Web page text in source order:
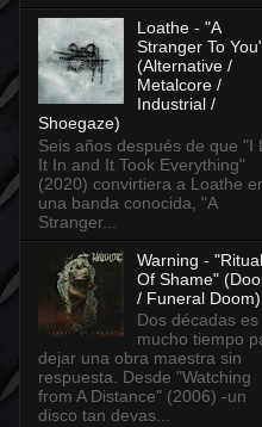
Loathe - "A
Stranger To
(Alternative /
Metalcore /
Industrial /
Shoegaze)
Seis años después de que "I
It In and It Took Everything"
(2020) convirtiera a Loathe
una banda conocida, "A
Stranger...
Warning -
Of Shame"
/ Funeral Doom)
Dos décadas es
mucho tiempo
dejar una obra maestra sin
respuesta. Desde "Watching
from A Distance" (2006) -un
disco tan devas...